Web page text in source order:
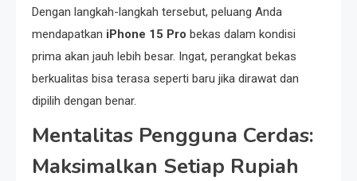
Dengan langkah-langkah tersebut, peluang Anda
mendapatkan iPhone 15 Pro bekas dalam kondisi
prima akan jauh lebih besar. Ingat, perangkat bekas
berkualitas bisa terasa seperti baru jika dirawat dan
dipilih dengan benar.
Mentalitas Pengguna Cerdas:
Maksimalkan Setiap Rupiah